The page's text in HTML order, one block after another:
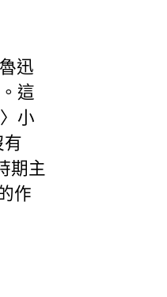
迅
這
小
有
期主
作